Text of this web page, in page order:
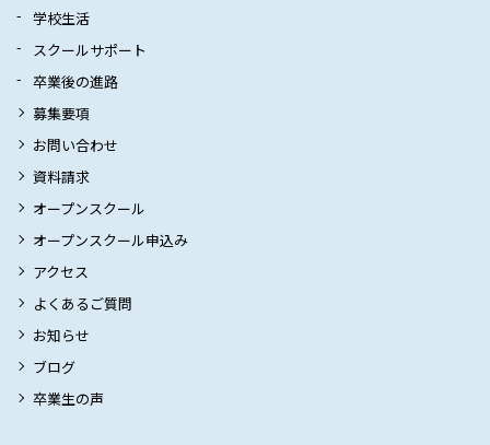
学校生活
スクールサポート
卒業後の進路
募集要項
お問い合わせ
資料請求
オープンスクール
オープンスクール申込み
アクセス
よくあるご質問
お知らせ
ブログ
卒業生の声